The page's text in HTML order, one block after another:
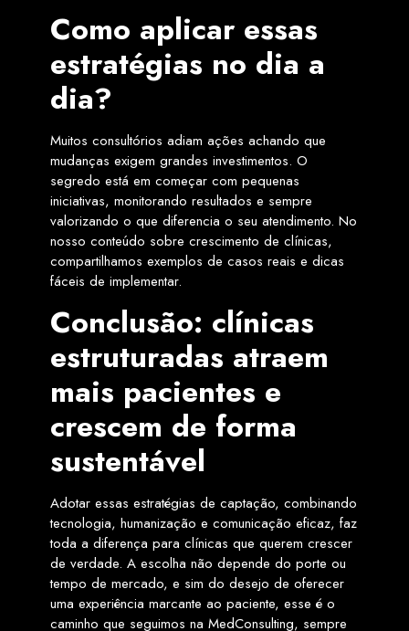
Como aplicar essas
estratégias no dia a
dia?
Muitos consultórios adiam ações achando que
mudanças exigem grandes investimentos. O
segredo está em começar com pequenas
iniciativas, monitorando resultados e sempre
valorizando o que diferencia o seu atendimento. No
nosso conteúdo sobre crescimento de clínicas,
compartilhamos exemplos de casos reais e dicas
fáceis de implementar.
Conclusão: clínicas
estruturadas atraem
mais pacientes e
crescem de forma
sustentável
Adotar essas estratégias de captação, combinando
tecnologia, humanização e comunicação eficaz, faz
toda a diferença para clínicas que querem crescer
de verdade. A escolha não depende do porte ou
tempo de mercado, e sim do desejo de oferecer
uma experiência marcante ao paciente, esse é o
caminho que seguimos na MedConsulting, sempre